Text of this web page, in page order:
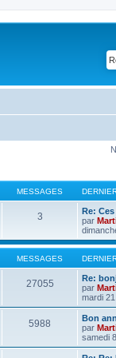
MESSAGES
3
Re:
par
MESSAGES
27055
Re:
par
mardi
5988
Bon
par
samedi